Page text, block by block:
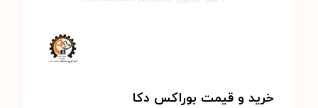
خرید و قیمت بوراکس دکا